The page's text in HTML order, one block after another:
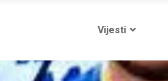
Vijesti